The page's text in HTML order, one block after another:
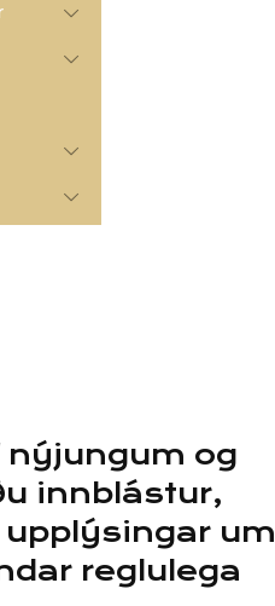
nýjungum og
innblástur,
um
reglulega